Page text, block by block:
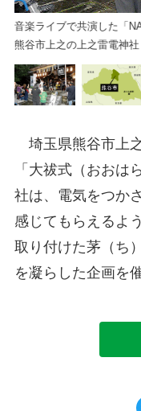
音楽ライブで共演した「
熊谷市上之の上之雷電神社
埼玉県熊谷市上
「大祓式（おおは
社は、電気をつか
感じてもらえるよ
取り付けた茅（ち
を凝らした企画を